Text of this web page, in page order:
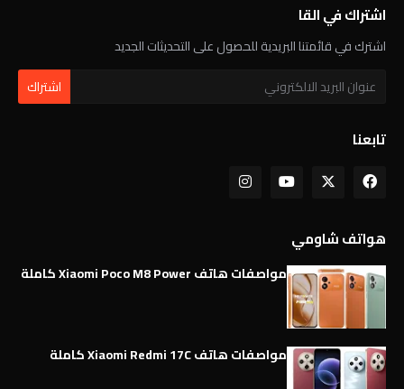
اشتراك في القا
اشترك في قائمتنا البريدية للحصول على التحديثات الجديد
تابعنا
هواتف شاومي
مواصفات هاتف Xiaomi Poco M8 Power كاملة
مواصفات هاتف Xiaomi Redmi 17C كاملة